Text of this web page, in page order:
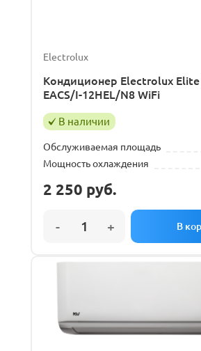
Electrolux
Кондиционер Electrolux
EACS/I-12HEL/N8 WiFi
В наличии
Обслуживаемая площадь
Мощность охлаждения
2 250 руб.